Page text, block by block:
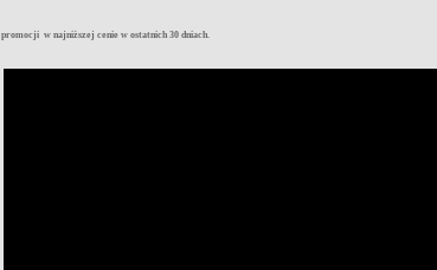
w najniższej cenie w ostatnich 30 dniach.